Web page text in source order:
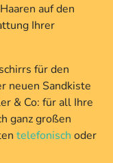
auf den
Ihrer
für den
neuen Sandkiste
& Co: für all Ihre
ganz großen
telefonisch oder